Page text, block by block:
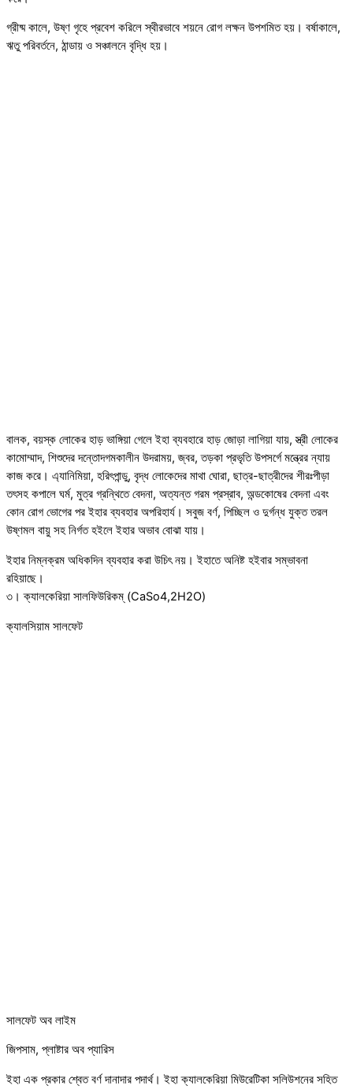
গ্রীষ্ম কালে, উষ্ণ গৃহে প্রবেশ করিলে স্থীরভাবে শয়নে রোগ লক্ষন উপশমিত হয়। বর্ষাকালে,
ঋতু পরিবর্তনে, ঠান্ডায় ও সঞ্চালনে বৃদ্ধি হয়।
বালক, বয়স্ক লোকের হাড় ভাঙ্গিয়া গেলে ইহা ব্যবহারে হাড় জোড়া লাগিয়া যায়, স্ত্রী লোকের
কামোম্মাদ, শিশুদের দন্তোদগমকালীন উদরাময়, জ্বর, তড়কা প্রভৃতি উপসর্গে মন্ত্রের ন্যায়
কাজ করে। এ্যানিমিয়া, হরিৎপান্ডু, বৃদ্ধ লোকেদের মাথা ঘোরা, ছাত্র-ছাত্রীদের শীরঃপীড়া
তৎসহ কপালে ঘর্ম, মুত্র গ্রন্থিতে বেদনা, অত্যন্ত গরম প্রস্রাব, অন্ডকোষের বেদনা এবং
কোন রোগ ভোগের পর ইহার ব্যবহার অপরিহার্য। সবুজ বর্ণ, পিচ্ছিল ও দুর্গন্ধ যুক্ত তরল
উষ্ণমল বায়ু সহ নির্গত হইলে ইহার অভাব বোঝা যায়।
ইহার নিম্নক্রম অধিকদিন ব্যবহার করা উচিৎ নয়। ইহাতে অনিষ্ট হইবার সম্ভাবনা
রহিয়াছে।
৩। ক্যালকেরিয়া সালফিউরিকম্ (CaSo4,2H2O)
ক্যালসিয়াম সালফেট
সালফেট অব লাইম
জিপসাম, প্লাষ্টার অব প্যারিস
ইহা এক প্রকার শ্বেত বর্ণ দানাদার পদার্থ। ইহা ক্যালকেরিয়া মিউরেটিকা সলিউশনের সহিত